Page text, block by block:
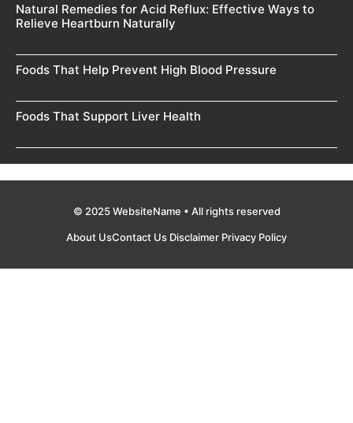
Natural Remedies for Acid Reflux: Effective Ways to
Relieve Heartburn Naturally
Foods That Help Prevent High Blood Pressure
Foods That Support Liver Health
© 2025 WebsiteName • All rights reserved
About UsContact Us Disclaimer Privacy Policy